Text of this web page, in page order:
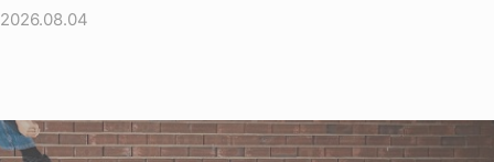
2026.08.04